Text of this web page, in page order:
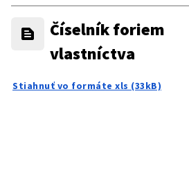
Číselník foriem
vlastníctva
Stiahnuť vo formáte xls (33kB)